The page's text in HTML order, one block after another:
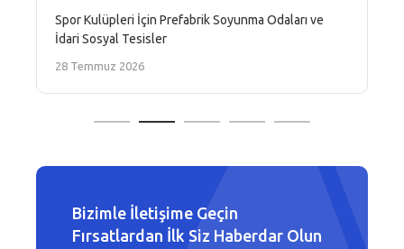
Spor Kulüpleri İçin Prefabrik Soyunma Odaları ve
İdari Sosyal Tesisler
28 Temmuz 2026
Bizimle İletişime Geçin
Fırsatlardan İlk Siz Haberdar Olun